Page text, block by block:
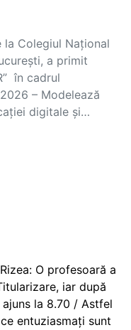
la Colegiul Național
a primit
în cadrul
– Modelează
digitale și…
O profesoară a
iar după
la 8.70 / Astfel
entuziasmați sunt